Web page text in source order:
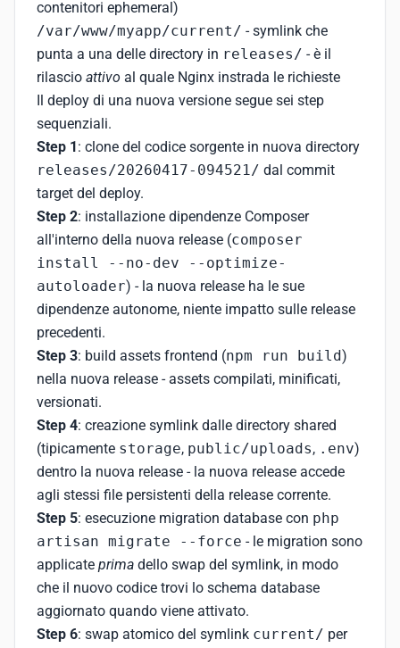
contenitori ephemeral)
/var/www/myapp/current/ - symlink che
punta a una delle directory in releases/ - è il
rilascio attivo al quale Nginx instrada le richieste
Il deploy di una nuova versione segue sei step
sequenziali.
Step 1: clone del codice sorgente in nuova directory
releases/20260417-094521/ dal commit
target del deploy.
Step 2: installazione dipendenze Composer
all'interno della nuova release (composer
install --no-dev --optimize-
autoloader) - la nuova release ha le sue
dipendenze autonome, niente impatto sulle release
precedenti.
Step 3: build assets frontend (npm run build)
nella nuova release - assets compilati, minificati,
versionati.
Step 4: creazione symlink dalle directory shared
(tipicamente storage, public/uploads, .env)
dentro la nuova release - la nuova release accede
agli stessi file persistenti della release corrente.
Step 5: esecuzione migration database con php
artisan migrate --force - le migration sono
applicate prima dello swap del symlink, in modo
che il nuovo codice trovi lo schema database
aggiornato quando viene attivato.
Step 6: swap atomico del symlink current/ per